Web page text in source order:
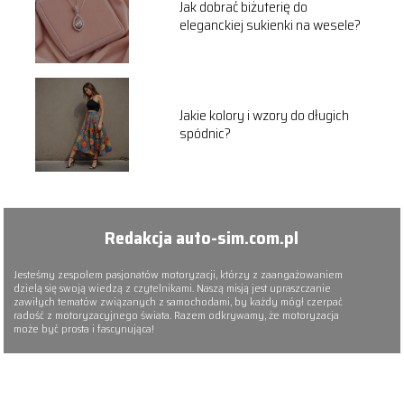
Jak dobrać biżuterię do
eleganckiej sukienki na wesele?
Jakie kolory i wzory do długich
spódnic?
Redakcja auto-sim.com.pl
Jesteśmy zespołem pasjonatów motoryzacji, którzy z zaangażowaniem
dzielą się swoją wiedzą z czytelnikami. Naszą misją jest upraszczanie
zawiłych tematów związanych z samochodami, by każdy mógł czerpać
radość z motoryzacyjnego świata. Razem odkrywamy, że motoryzacja
może być prosta i fascynująca!